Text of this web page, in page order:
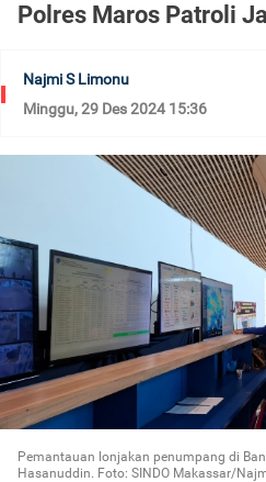
Polres Maros Patroli
Najmi S Limonu
Minggu, 29 Des 2024 15:36
Pemantauan lonjakan penumpang di
Hasanuddin. Foto: SINDO Makassar/